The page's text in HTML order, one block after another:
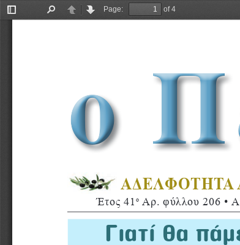
Toggle
PreviousNext
Page:
of 4
Έτος 41 ο Αρ. φύλλου 206 •
ΑΔΕΛΦΟΤΗΤΑ
ο
Γιατί θα